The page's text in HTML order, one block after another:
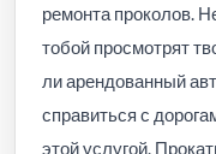
ремонта проколов.
тобой просмотрят
ли арендованный
справиться с
этой услугой.